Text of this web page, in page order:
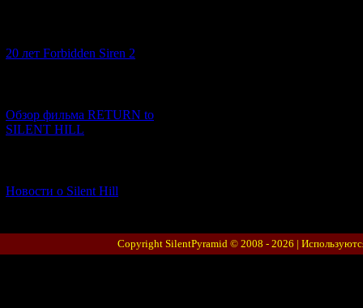
20 лет Forbidden Siren 2
Обзор фильма RETURN to
SILENT HILL
Новости о Silent Hill
Copyright SilentPyramid © 2008 - 2026 |